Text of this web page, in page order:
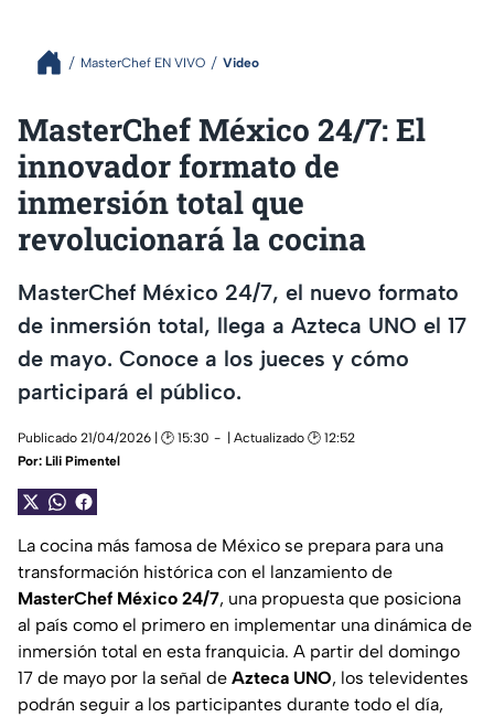
MasterChef EN VIVO Video
MasterChef México 24/7: El
innovador formato de
inmersión total que
revolucionará la cocina
MasterChef México 24/7, el nuevo formato
de inmersión total, llega a Azteca UNO el 17
de mayo. Conoce a los jueces y cómo
participará el público.
Publicado 21/04/2026 | 🕑 15:30
| Actualizado 🕑 12:52
Por: Lili Pimentel
La cocina más famosa de México se prepara para una
transformación histórica con el lanzamiento de
MasterChef México 24/7, una propuesta que posiciona
al país como el primero en implementar una dinámica de
inmersión total en esta franquicia. A partir del domingo
17 de mayo por la señal de Azteca UNO, los televidentes
podrán seguir a los participantes durante todo el día,